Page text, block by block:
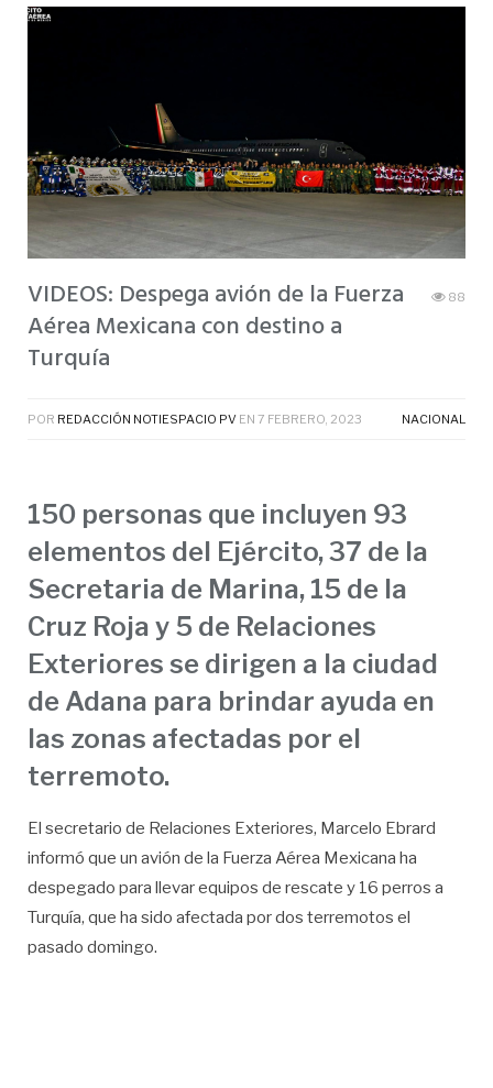
VIDEOS: Despega avión de la Fuerza
Aérea Mexicana con destino a
Turquía
88
POR REDACCIÓN NOTIESPACIO PV EN 7 FEBRERO, 2023 NACIONAL
150 personas que incluyen 93
elementos del Ejército, 37 de la
Secretaria de Marina, 15 de la
Cruz Roja y 5 de Relaciones
Exteriores se dirigen a la ciudad
de Adana para brindar ayuda en
las zonas afectadas por el
terremoto.
El secretario de Relaciones Exteriores, Marcelo Ebrard
informó que un avión de la Fuerza Aérea Mexicana ha
despegado para llevar equipos de rescate y 16 perros a
Turquía, que ha sido afectada por dos terremotos el
pasado domingo.